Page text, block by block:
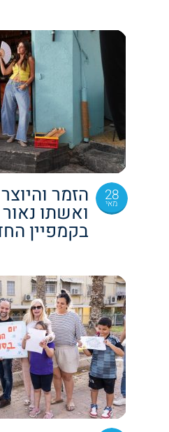
28
מאי הזמר
ואשתו
בקמפיין